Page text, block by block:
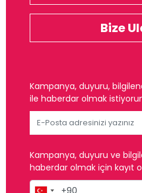
Bize
Kampanya, duyuru,
ile haberdar olmak
Kampanya, duyuru ve
haberdar olmak için kayıt